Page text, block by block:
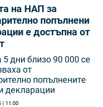
на НАП за
попълнени
е достъпна от
дни близо 90 000 се
от
попълнените
декларации
| 11:00